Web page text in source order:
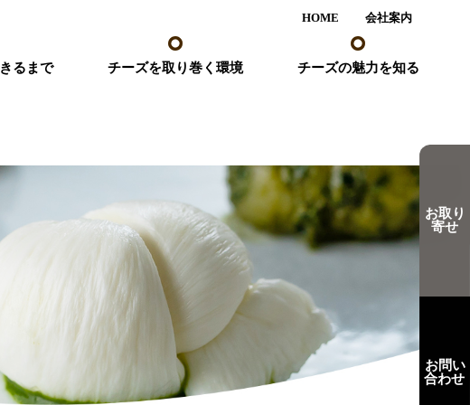
HOME 会社案内
お取り
寄せ
お問い
合わせ
るまで チーズを取り巻く環境 チーズの魅力を知る